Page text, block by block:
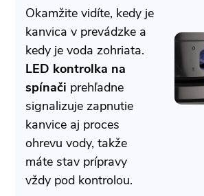
Okamžite vidíte, kedy je
kanvica v prevádzke a
kedy je voda zohriata.
LED kontrolka na
spínači prehľadne
signalizuje zapnutie
kanvice aj proces
ohrevu vody, takže
máte stav prípravy
vždy pod kontrolou.